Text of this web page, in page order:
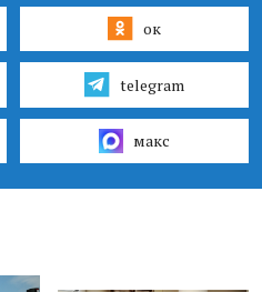
ок
telegram
макс